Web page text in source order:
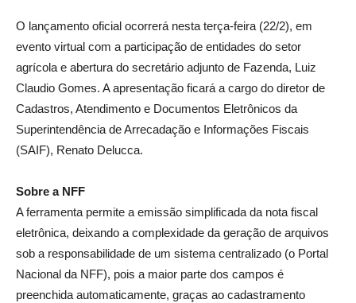
O lançamento oficial ocorrerá nesta terça-feira (22/2), em
evento virtual com a participação de entidades do setor
agrícola e abertura do secretário adjunto de Fazenda, Luiz
Claudio Gomes. A apresentação ficará a cargo do diretor de
Cadastros, Atendimento e Documentos Eletrônicos da
Superintendência de Arrecadação e Informações Fiscais
(SAIF), Renato Delucca.
Sobre a NFF
A ferramenta permite a emissão simplificada da nota fiscal
eletrônica, deixando a complexidade da geração de arquivos
sob a responsabilidade de um sistema centralizado (o Portal
Nacional da NFF), pois a maior parte dos campos é
preenchida automaticamente, graças ao cadastramento